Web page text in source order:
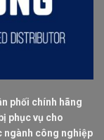
phối chính hãng
phục vụ cho
ngành công nghiệp